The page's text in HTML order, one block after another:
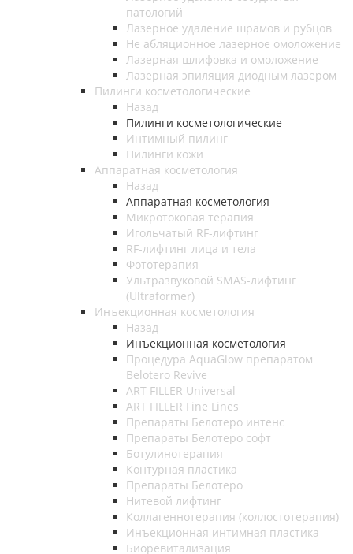
патологий
Лазерное удаление шрамов и рубцов
Не абляционное лазерное омоложение
Лазерная шлифовка и омоложение
Лазерная эпиляция диодным лазером
Пилинги косметологические
Назад
Пилинги косметологические
Интимный пилинг
Пилинги кожи
Аппаратная косметология
Назад
Аппаратная косметология
Микротоковая терапия
Игольчатый RF-лифтинг
RF-лифтинг лица и тела
Фототерапия
Ультразвуковой SMAS-лифтинг
(Ultraformer)
Инъекционная косметология
Назад
Инъекционная косметология
Процедура AquaGlow препаратом
Belotero Revive
ART FILLER Universal
ART FILLER Fine Lines
Препараты Белотеро интенс
Препараты Белотеро софт
Ботулинотерапия
Контурная пластика
Препараты Белотеро
Нитевой лифтинг
Коллагеннотерапия (коллостотерапия)
Инъекционная интимная пластика
Биоревитализация